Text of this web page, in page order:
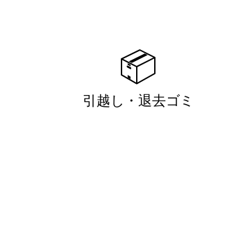
📦
引越し・退去ゴミ